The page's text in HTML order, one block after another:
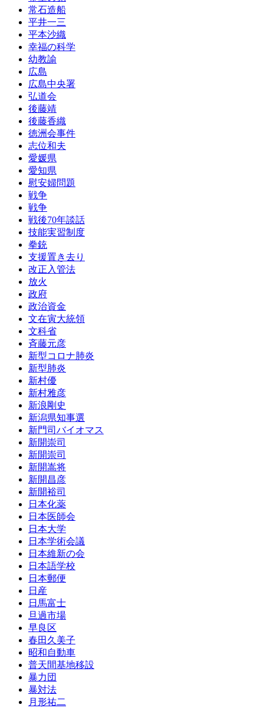
常石造船
平井一三
平本沙織
幸福の科学
幼教諭
広島
広島中央署
弘道会
後藤靖
後藤香織
徳洲会事件
志位和夫
愛媛県
愛知県
慰安婦問題
戦争
戦争
戦後70年談話
技能実習制度
拳銃
支援置き去り
改正入管法
放火
政府
政治資金
文在寅大統領
文科省
斉藤元彦
新型コロナ肺炎
新型肺炎
新村優
新村雅彦
新浪剛史
新潟県知事選
新門司バイオマス
新開崇司
新開崇司
新開嵩将
新開昌彦
新開裕司
日本化薬
日本医師会
日本大学
日本学術会議
日本維新の会
日本語学校
日本郵便
日産
日馬富士
旦過市場
早良区
春田久美子
昭和自動車
普天間基地移設
暴力団
暴対法
月形祐二